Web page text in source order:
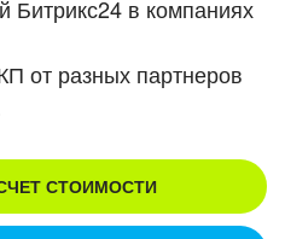
в компаниях
от разных партнеров
СТОИМОСТИ